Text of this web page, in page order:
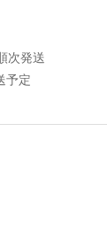
次発送
予定